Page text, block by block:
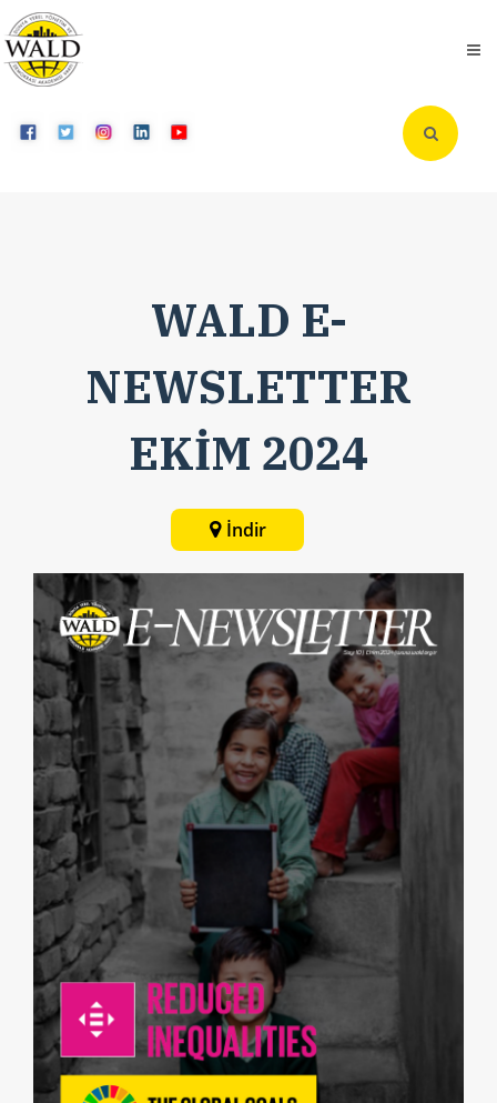
WALD E-
NEWSLETTER
EKİM 2024
İndir